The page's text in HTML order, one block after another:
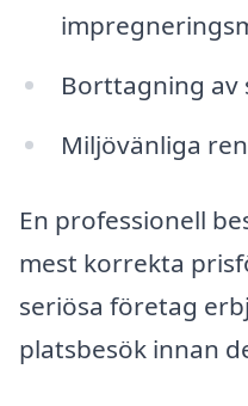
Borttagning av
Miljövänliga
En professionell
mest korrekta
seriösa företag
platsbesök innan